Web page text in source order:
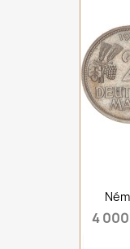
4